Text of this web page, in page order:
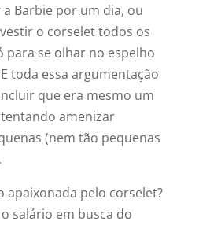
Barbie por um dia, ou
o corselet todos os
para se olhar no espelho
toda essa argumentação
que era mesmo um
amenizar
(nem tão pequenas
apaixonada pelo corselet?
salário em busca do